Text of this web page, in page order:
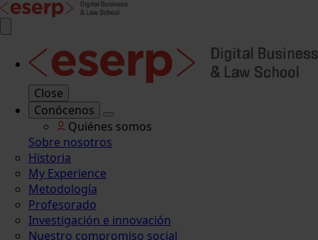
Close
Conócenos
Quiénes somos
Sobre nosotros
Historia
My Experience
Metodología
Profesorado
Investigación e innovación
Nuestro compromiso social